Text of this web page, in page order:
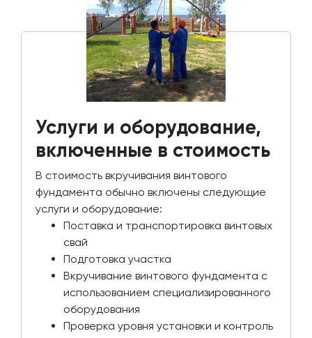
Услуги и оборудование,
включенные в стоимость
В стоимость вкручивания винтового
фундамента обычно включены следующие
услуги и оборудование:
Поставка и транспортировка винтовых
свай
Подготовка участка
Вкручивание винтового фундамента с
использованием специализированного
оборудования
Проверка уровня установки и контроль